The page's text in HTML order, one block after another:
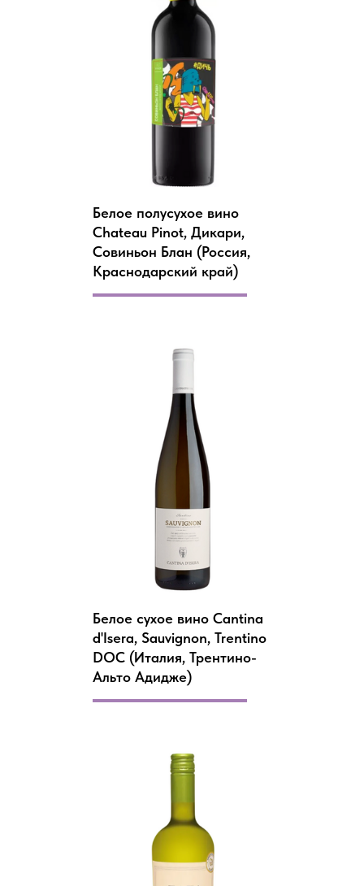
Белое полусухое вино
Chateau Pinot, Дикари,
Совиньон Блан (Россия,
Краснодарский край)
Белое сухое вино Cantina
d'Isera, Sauvignon, Trentino
DOC (Италия, Трентино-
Альто Адидже)